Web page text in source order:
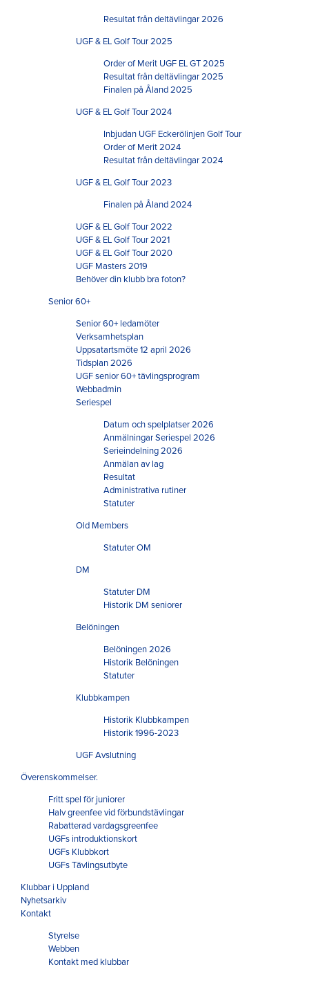
Resultat från deltävlingar 2026
UGF & EL Golf Tour 2025
Order of Merit UGF EL GT 2025
Resultat från deltävlingar 2025
Finalen på Åland 2025
UGF & EL Golf Tour 2024
Inbjudan UGF Eckerölinjen Golf Tour
Order of Merit 2024
Resultat från deltävlingar 2024
UGF & EL Golf Tour 2023
Finalen på Åland 2024
UGF & EL Golf Tour 2022
UGF & EL Golf Tour 2021
UGF & EL Golf Tour 2020
UGF Masters 2019
Behöver din klubb bra foton?
Senior 60+
Senior 60+ ledamöter
Verksamhetsplan
Uppsatartsmöte 12 april 2026
Tidsplan 2026
UGF senior 60+ tävlingsprogram
Webbadmin
Seriespel
Datum och spelplatser 2026
Anmälningar Seriespel 2026
Serieindelning 2026
Anmälan av lag
Resultat
Administrativa rutiner
Statuter
Old Members
Statuter OM
DM
Statuter DM
Historik DM seniorer
Belöningen
Belöningen 2026
Historik Belöningen
Statuter
Klubbkampen
Historik Klubbkampen
Historik 1996-2023
UGF Avslutning
Överenskommelser.
Fritt spel för juniorer
Halv greenfee vid förbundstävlingar
Rabatterad vardagsgreenfee
UGFs introduktionskort
UGFs Klubbkort
UGFs Tävlingsutbyte
Klubbar i Uppland
Nyhetsarkiv
Kontakt
Styrelse
Webben
Kontakt med klubbar